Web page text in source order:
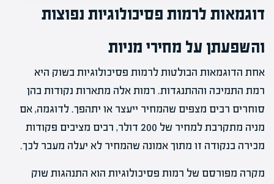
דוגמאות לרמות פסיכולוגיות נפוצות
והשפעתן על מחירי מניות
אחת הדוגמאות הבולטות לרמות פסיכולוגיות בשוק היא
רמת התמיכה וההתנגדות. רמות אלה מתארות נקודות בהן
סוחרים רבים מצפים שהמחיר ייעצר או יתהפך. לדוגמה, אם
מניה מתקרבת למחיר של 200 דולר, רבים מציבים פקודות
מכירה בנקודה זו מתוך אמונה שהמחיר לא יעלה מעבר לכך.
מקרה מפורסם של רמות פסיכולוגיות הוא התנהגות שוק